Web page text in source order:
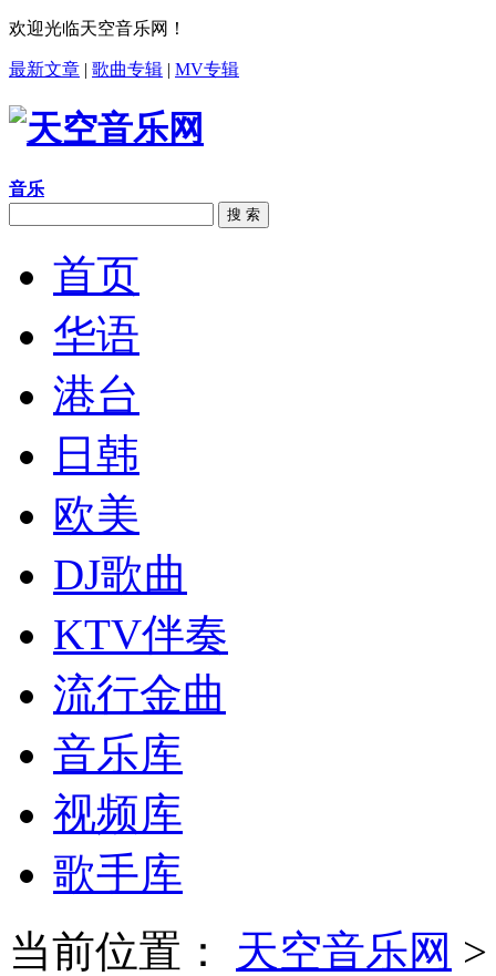
欢迎光临天空音乐网！
最新文章 | 歌曲专辑 | MV专辑
音乐
搜 索
首页
华语
港台
日韩
欧美
DJ歌曲
KTV伴奏
流行金曲
音乐库
视频库
歌手库
当前位置：
天空音乐网